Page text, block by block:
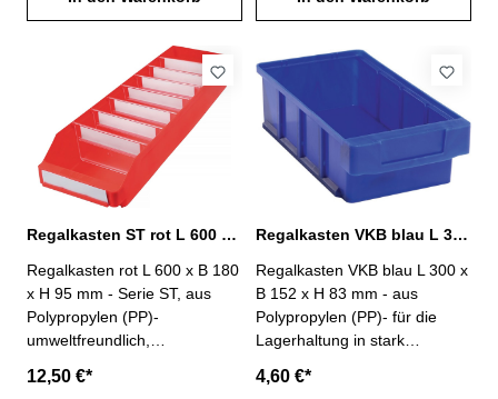
und Etiketten
und Etiketten
Regalkasten ST rot L 600 x B 180 x H 95 mm PP
Regalkasten rot L 600 x B 180
x H 95 mm - Serie ST, aus
Polypropylen (PP)-
umweltfreundlich,
temperaturbeständig von -20°
12,50 €*
Regalkasten VKB blau L 300 x B 152 x H 83 mm PP
Regalkasten VKB blau L 300 x
B 152 x H 83 mm - aus
Polypropylen (PP)- für die
Lagerhaltung in stark
weitgehend beständig gegen
4,60 €*